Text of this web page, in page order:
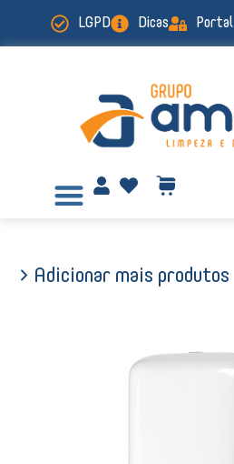
LGPD Dicas Portal
> Adicionar mais produtos